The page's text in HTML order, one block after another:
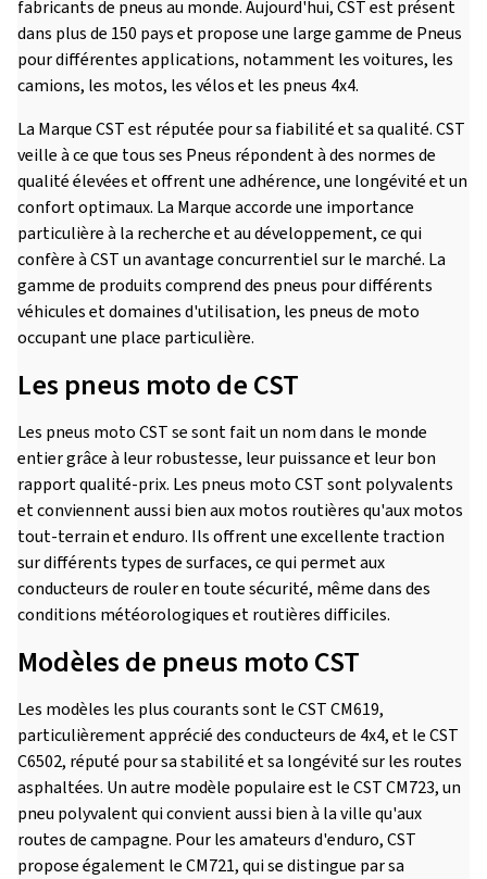
fabricants de pneus au monde. Aujourd'hui, CST est présent
dans plus de 150 pays et propose une large gamme de Pneus
pour différentes applications, notamment les voitures, les
camions, les motos, les vélos et les pneus 4x4.
La Marque CST est réputée pour sa fiabilité et sa qualité. CST
veille à ce que tous ses Pneus répondent à des normes de
qualité élevées et offrent une adhérence, une longévité et un
confort optimaux. La Marque accorde une importance
particulière à la recherche et au développement, ce qui
confère à CST un avantage concurrentiel sur le marché. La
gamme de produits comprend des pneus pour différents
véhicules et domaines d'utilisation, les pneus de moto
occupant une place particulière.
Les pneus moto de CST
Les pneus moto CST se sont fait un nom dans le monde
entier grâce à leur robustesse, leur puissance et leur bon
rapport qualité-prix. Les pneus moto CST sont polyvalents
et conviennent aussi bien aux motos routières qu'aux motos
tout-terrain et enduro. Ils offrent une excellente traction
sur différents types de surfaces, ce qui permet aux
conducteurs de rouler en toute sécurité, même dans des
conditions météorologiques et routières difficiles.
Modèles de pneus moto CST
Les modèles les plus courants sont le CST CM619,
particulièrement apprécié des conducteurs de 4x4, et le CST
C6502, réputé pour sa stabilité et sa longévité sur les routes
asphaltées. Un autre modèle populaire est le CST CM723, un
pneu polyvalent qui convient aussi bien à la ville qu'aux
routes de campagne. Pour les amateurs d'enduro, CST
propose également le CM721, qui se distingue par sa